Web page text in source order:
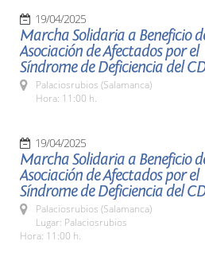
19/04/2025
Marcha Solidaria a Beneficio
Asociación de Afectados por el
Síndrome de Deficiencia del
Palaciosrubios (Salamanca)
Hora: 11:00 h.
19/04/2025
Marcha Solidaria a Beneficio
Asociación de Afectados por el
Síndrome de Deficiencia del
Palaciosrubios (Salamanca)
Lugar: Palaciosrubios
Hora: 11:00 h.